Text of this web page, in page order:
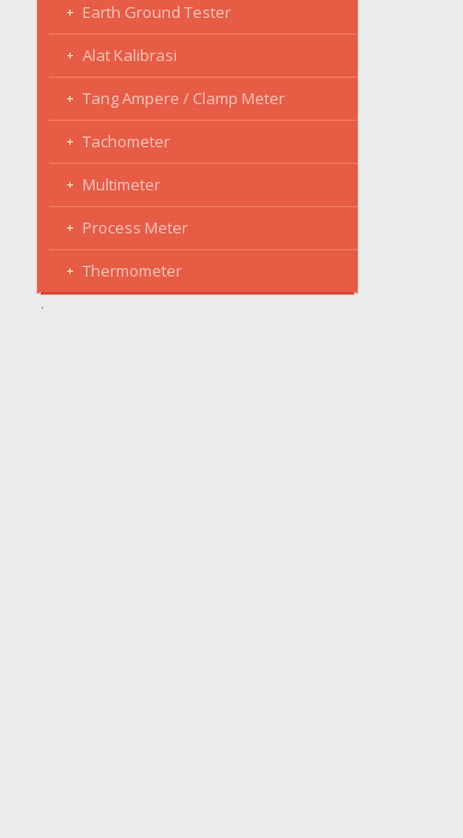
Earth Ground Tester
Alat Kalibrasi
Tang Ampere / Clamp Meter
Tachometer
Multimeter
Process Meter
Thermometer